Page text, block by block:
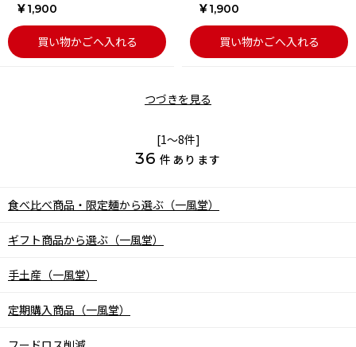
￥1,900
買い物かごへ入れる
￥1,900
買い物かごへ入れる
つづきを見る
[1～8件]
36 件あります
食べ比べ商品・限定麺から選ぶ（一風堂）
ギフト商品から選ぶ（一風堂）
手土産（一風堂）
定期購入商品（一風堂）